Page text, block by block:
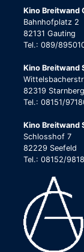
Kino Breitwand
Bahnhofplatz 2
82131 Gauting
Tel.: 089/
Kino Breitwand
82319 Starnberg
Tel.: 08151/
Kino Breitwand
Schlosshof 7
82229 Seefeld
Tel.: 08152/